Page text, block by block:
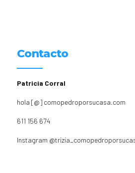
Contacto
Patricia Corral
hola [@] comopedroporsucasa.com
611 156 674
Instagram